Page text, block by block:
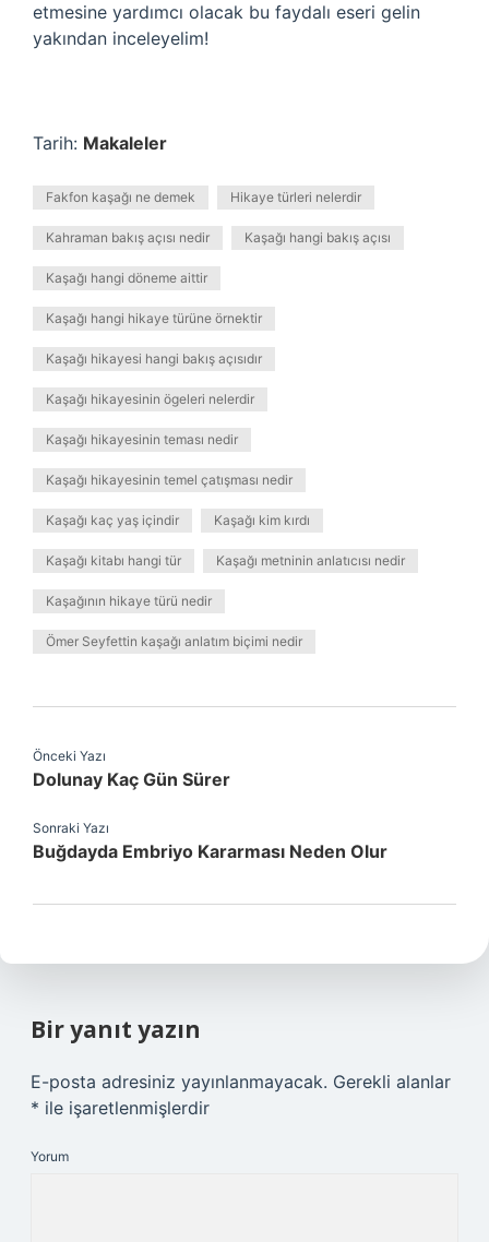
etmesine yardımcı olacak bu faydalı eseri gelin
yakından inceleyelim!
Tarih: Makaleler
Fakfon kaşağı ne demek Hikaye türleri nelerdir
Kahraman bakış açısı nedir Kaşağı hangi bakış açısı
Kaşağı hangi döneme aittir
Kaşağı hangi hikaye türüne örnektir
Kaşağı hikayesi hangi bakış açısıdır
Kaşağı hikayesinin ögeleri nelerdir
Kaşağı hikayesinin teması nedir
Kaşağı hikayesinin temel çatışması nedir
Kaşağı kaç yaş içindir Kaşağı kim kırdı
Kaşağı kitabı hangi tür Kaşağı metninin anlatıcısı nedir
Kaşağının hikaye türü nedir
Ömer Seyfettin kaşağı anlatım biçimi nedir
Önceki Yazı
Dolunay Kaç Gün Sürer
Sonraki Yazı
Buğdayda Embriyo Kararması Neden Olur
Bir yanıt yazın
E-posta adresiniz yayınlanmayacak. Gerekli alanlar
* ile işaretlenmişlerdir
Yorum